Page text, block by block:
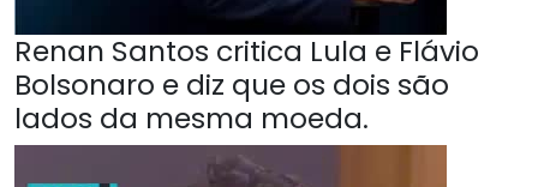
Renan Santos critica Lula e Flávio
Bolsonaro e diz que os dois são
lados da mesma moeda.